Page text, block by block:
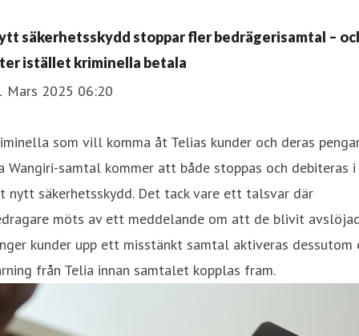
säkerhetsskydd stoppar fler bedrägerisamtal –
istället kriminella betala
Mars 2025 06:20
som vill komma åt Telias kunder och deras
Wangiri-samtal kommer att både stoppas och debiteras i
nytt säkerhetsskydd. Det tack vare ett talsvar där
möts av ett meddelande om att de blivit
kunder upp ett misstänkt samtal aktiveras dessutom
från Telia innan samtalet kopplas fram.